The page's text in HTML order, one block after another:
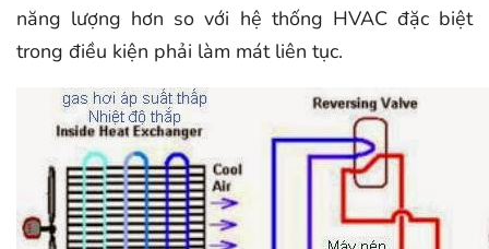
năng lượng hơn so với hệ thống HVAC đặc biệt
trong điều kiện phải làm mát liên tục.